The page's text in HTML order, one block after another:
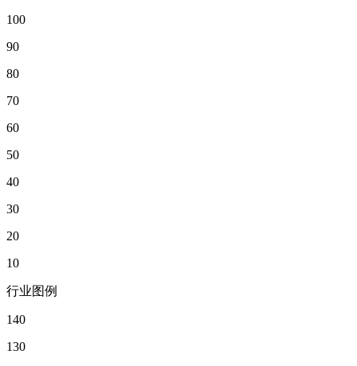
100
90
80
70
60
50
40
30
20
10
行业图例
140
130